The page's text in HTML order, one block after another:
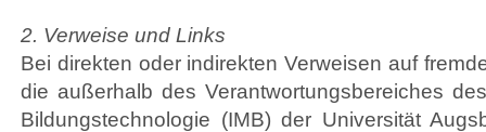
2. Verweise und Links
Bei direkten oder indirekten Verweisen auf
die außerhalb des Verantwortungsbereiches
Bildungstechnologie (IMB) der Universität